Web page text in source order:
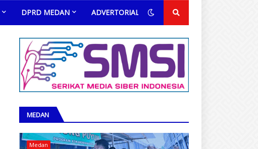
DPRD MEDAN ADVERTORIAL
MEDAN
Medan